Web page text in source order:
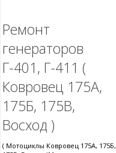
Ремонт
генераторов
Г-401, Г-411 (
Ковровец 175А,
175Б, 175В,
Восход )
( Мотоциклы Ковровец 175А, 175Б,